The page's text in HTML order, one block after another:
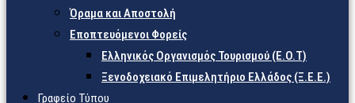
Όραμα και Αποστολή
Εποπτευόμενοι Φορείς
Eλληνικός Οργανισμός Τουρισμού (Ε.Ο.Τ)
Ξενοδοχειακό Επιμελητήριο Ελλάδος (Ξ.Ε.Ε.)
Γραφείο Τύπου